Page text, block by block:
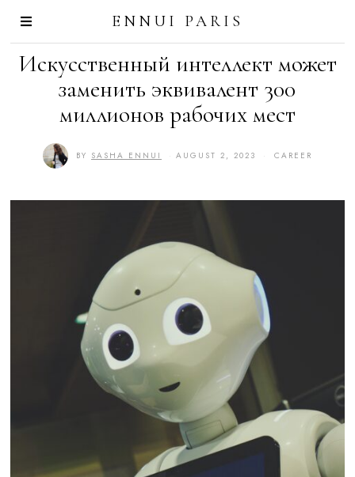
ENNUI PARIS
Искусственный интеллект может
заменить эквивалент 300
миллионов рабочих мест
BY SASHA ENNUI AUGUST 2, 2023
S
3
CAREER